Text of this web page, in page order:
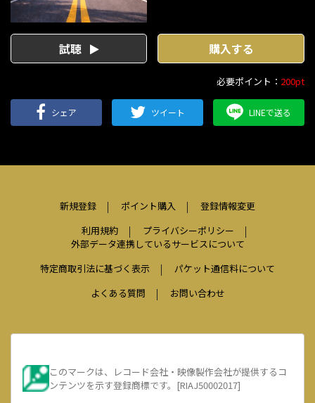
試聴 購入する
必要ポイント： 200pt
シェア ツイート LINEで送る
新規登録 ポイント購入
登録情報変更
利用規約
プライバシーポリシー
外部データ連携しているサービスについて
特定商取引法に基づく表示
パケット通信料について
よくある質問
お問い合わせ
このマークは、レコード会社・映像製作会社が提供するコ
ンテンツを示す登録商標です。[RIAJ50002017]